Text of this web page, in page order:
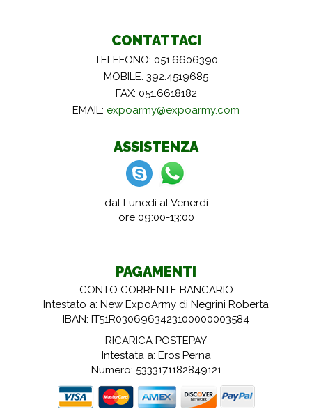
CONTATTACI
TELEFONO: 051.6606390
MOBILE: 392.4519685
FAX: 051.6618182
EMAIL: expoarmy@expoarmy.com
ASSISTENZA
dal Lunedì al Venerdì
ore 09:00-13:00
PAGAMENTI
CONTO CORRENTE BANCARIO
Intestato a: New ExpoArmy di Negrini Roberta
IBAN: IT51R0306963423100000003584
RICARICA POSTEPAY
Intestata a: Eros Perna
Numero: 5333171182849121